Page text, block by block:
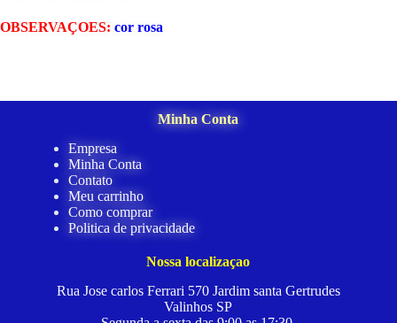
OBSERVAÇOES: cor rosa
Minha Conta
Empresa
Minha Conta
Contato
Meu carrinho
Como comprar
Politica de privacidade
Nossa localizaçao
Rua Jose carlos Ferrari 570 Jardim santa Gertrudes
Valinhos SP